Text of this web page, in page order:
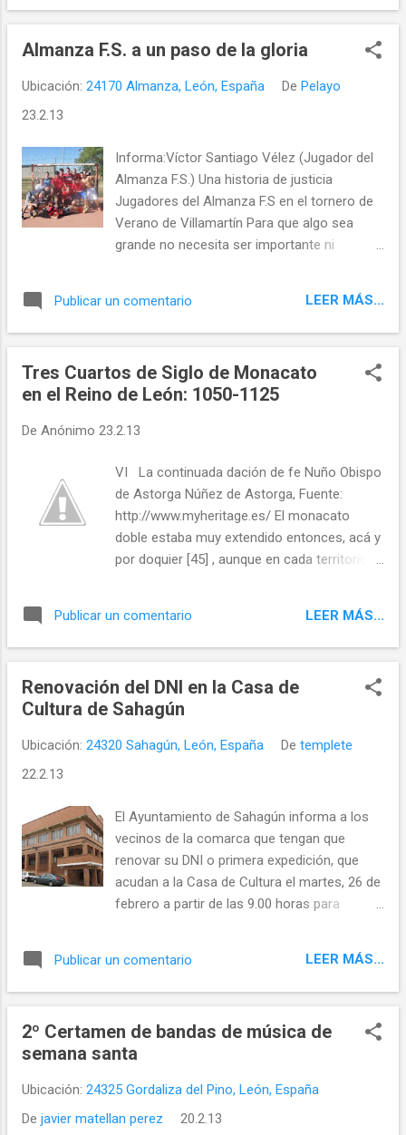
importancia que quedaron para siempre en
continuacion os relato.....
Almanza F.S. a un paso de la gloria
Ubicación: 24170 Almanza, León, España De Pelayo
23.2.13
Informa:Víctor Santiago Vélez (Jugador del
Almanza F.S.) Una historia de justicia
Jugadores del Almanza F.S en el tornero de
Verano de Villamartín Para que algo sea
grande no necesita ser importante ni
Almanza, como una historia de amigos que
es, es algo grande...
Publicar un comentario LEER MÁS...
Tres Cuartos de Siglo de Monacato
en el Reino de León: 1050-1125
De Anónimo 23.2.13
VI La continuada dación de fe Nuño Obispo
de Astorga Núñez de Astorga, Fuente:
http://www.myheritage.es/ El monacato
doble estaba muy extendido entonces, acá y
por doquier [45] , aunque en cada territorio
persistente; por ejemplo, Arouca lo fue
hasta 1154, cuando doña Toda transmitió su
Anes [46] . Pero ello no era óbice a la
benedictinización. Así, en las monjas y los
encontramos imperante la misma Regla el
Christi certatrices sub Regula Benedicti
patris deservientes vel ceteras Christo
militantes et iugum Dei portantes in eodem
loco. El 16 de julio del 1020, el presbítero
Félix, del monasterio doble de San Miguel de
del Bernesga, y el abad de Celanova, Manilán,
Publicar un comentario LEER MÁS...
Renovación del DNI en la Casa de
Cultura de Sahagún
Ubicación: 24320 Sahagún, León, España De templete
22.2.13
El Ayuntamiento de Sahagún informa a los
vecinos de la comarca que tengan que
renovar su DNI o primera expedición, que
acudan a la Casa de Cultura el martes, 26 de
febrero a partir de las 9.00 horas para
Publicar un comentario LEER MÁS...
2º Certamen de bandas de música de
semana santa
Ubicación: 24325 Gordaliza del Pino, León, España
De javier matellan perez 20.2.13